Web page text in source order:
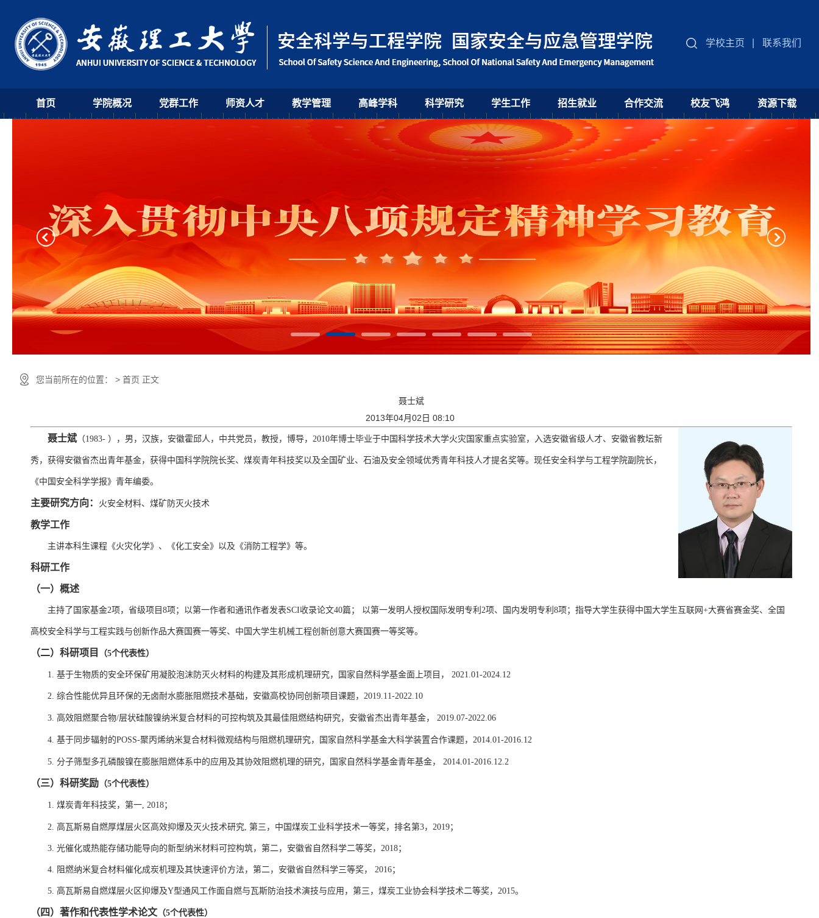
学校主页 联系我们
首页 学院概况 党群工作 师资人才 教学管理 高峰学科 科学研究 学生工作 招生就业 合作交流 校友飞鸿 资源下载
您当前所在的位置： > 首页 正文
聂士斌
2013年04月02日 08:10
聂士斌（1983- ） ， 男， 汉族，安徽霍邱人，中共党员， 教授，博导， 2010年博士毕业于中国科学技术大学火灾 国家重点实验室 ，入选安徽省级人才、安徽省教坛新
秀，获得安徽省杰出青年基金，获得中国科学院院长奖、煤炭青年科技奖以及全国矿业、石油及安全领域优秀青年科技人才提名奖等。现任安全科学与工程学院副院长，
《中国安全科学学报》青年编委。
主要研究方向： 火安全材料、煤矿防灭火技术
教学工作
主讲本科生课程 《火灾化学》、《化工安全》以及《消防工程学》等。
科研工作
（一）概述
主持了国家基金2项，省级项目 8项；以第一作者和通讯作者发表SCI收录论文40篇； 以第一发明人授权国际发明专利 2项、国内发明专利 8项；指导大学生获得中国大学生互联网 +大赛省赛金奖、全国
高校安全科学与工程实践与创新作品大赛国赛一等奖、中国大学生机械工程创新创意大赛国赛一等奖等。
（二）科研项目 （5个代表性）
1. 基于生物质的安全环保矿用凝胶泡沫防灭火材料的构建及其形成机理研究，国家自然科学基金面上项目， 2021.01-2024.12
2. 综合性能优异且环保的无卤耐水膨胀阻燃技术基础，安徽高校协同创新项目课题， 2019.11-2022.10
3. 高效阻燃聚合物/层状硅酸镍纳米复合材料的可控构筑及其最佳阻燃结构研究，安徽省杰出青年基金， 2019.07-2022.06
4. 基于同步辐射的POSS-聚丙烯纳米复合材料微观结构与阻燃机理研究，国家自然科学基金大科学装置合作课题， 2014.01-2016.12
5. 分子筛型多孔磷酸镍在膨胀阻燃体系中的应用及其协效阻燃机理的研究，国家自然科学基金青年基金， 2014.01-2016.12.2
（三）科研奖励 （5个代表性）
1. 煤炭青年科技奖，第一, 2018；
2. 高瓦斯易自燃厚煤层火区高效抑爆及灭火技术研究, 第三，中国煤炭工业科学技术一等奖，排名第3， 2019；
3. 光催化或热能存储功能导向的新型纳米材料可控构筑，第二，安徽省自然科学二等奖， 2018；
4. 阻燃纳米复合材料催化成炭机理及其快速评价方法，第二，安徽省自然科学三等奖， 2016；
5. 高瓦斯易自燃煤层火区抑爆及Y型通风工作面自燃与瓦斯防治技术演技与应用，第三，煤炭工业协会科学技术二等奖， 2015。
（四）著作和代表性学术论文 （5个代表性）